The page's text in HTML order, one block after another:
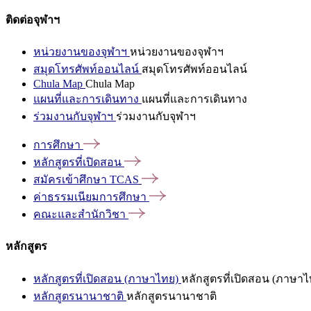
ติดต่อจุฬาฯ
หน่วยงานของจุฬาฯ หน่วยงานของจุฬาฯ
สมุดโทรศัพท์ออนไลน์ สมุดโทรศัพท์ออนไลน์
Chula Map Chula Map
แผนที่และการเดินทาง แผนที่และการเดินทาง
ร่วมงานกับจุฬาฯ ร่วมงานกับจุฬาฯ
การศึกษา
หลักสูตรที่เปิดสอน
สมัครเข้าศึกษา TCAS
ค่าธรรมเนียมการศึกษา
คณะและสำนักวิชา
หลักสูตร
หลักสูตรที่เปิดสอน (ภาษาไทย) หลักสูตรที่เปิดสอน (ภาษาไ
หลักสูตรนานาชาติ หลักสูตรนานาชาติ